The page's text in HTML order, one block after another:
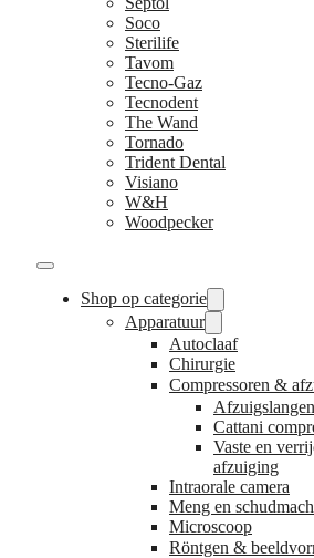
Soco
Sterilife
Tavom
Tecno-Gaz
Tecnodent
The Wand
Tornado
Trident Dental
Visiano
W&H
Woodpecker
Shop op categorie
Apparatuur
Autoclaaf
Chirurgie
Compressoren &
Afzuigslangen
Cattani
Vaste en
afzuiging
Intraorale camera
Meng en
Microscoop
Röntgen &